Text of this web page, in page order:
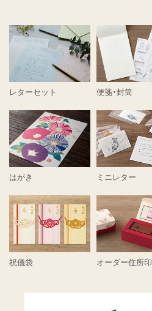
レターセット 便箋・封筒
はがき ミニレター
祝儀袋 オーダー住所印